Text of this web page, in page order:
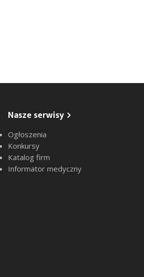
Nasze serwisy
Ogłoszenia
Konkursy
Katalog firm
Informator medyczny